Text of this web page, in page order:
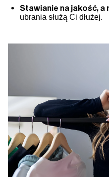
Stawianie na jakość, a
ubrania służą Ci dłużej.